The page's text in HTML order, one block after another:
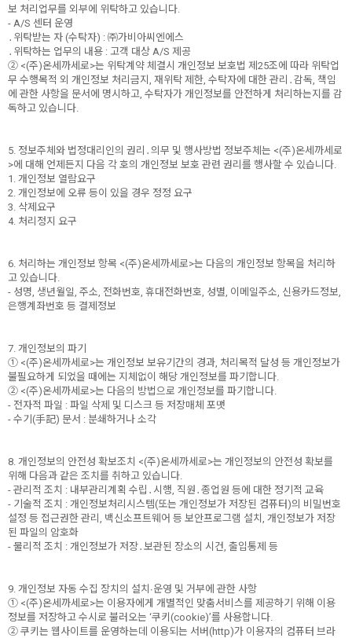
보 처리업무를 외부에 위탁하고 있습니다.
- A/S 센터 운영
․위탁받는 자 (수탁자) : ㈜가비아씨엔에스
․위탁하는 업무의 내용 : 고객 대상 A/S 제공
② <(주)온세까세로>는 위탁계약 체결시 개인정보 보호법 제25조에 따라 위탁업
무 수행목적 외 개인정보 처리금지, 재위탁 제한, 수탁자에 대한 관리․감독, 책임
에 관한 사항을 문서에 명시하고, 수탁자가 개인정보를 안전하게 처리하는지를 감
독하고 있습니다.
5. 정보주체와 법정대리인의 권리․의무 및 행사방법 정보주체는 <(주)온세까세로
>에 대해 언제든지 다음 각 호의 개인정보 보호 관련 권리를 행사할 수 있습니다.
1. 개인정보 열람요구
2. 개인정보에 오류 등이 있을 경우 정정 요구
3. 삭제요구
4. 처리정지 요구
6. 처리하는 개인정보 항목 <(주)온세까세로>는 다음의 개인정보 항목을 처리하
고 있습니다.
- 성명, 생년월일, 주소, 전화번호, 휴대전화번호, 성별, 이메일주소, 신용카드정보,
은행계좌번호 등 결제정보
7. 개인정보의 파기
① <(주)온세까세로>는 개인정보 보유기간의 경과, 처리목적 달성 등 개인정보가
불필요하게 되었을 때에는 지체없이 해당 개인정보를 파기합니다.
② <(주)온세까세로>는 다음의 방법으로 개인정보를 파기합니다.
- 전자적 파일 : 파일 삭제 및 디스크 등 저장매체 포맷
- 수기(手記) 문서 : 분쇄하거나 소각
8. 개인정보의 안전성 확보조치 <(주)온세까세로>는 개인정보의 안전성 확보를
위해 다음과 같은 조치를 취하고 있습니다.
- 관리적 조치 : 내부관리계획 수립․시행, 직원․종업원 등에 대한 정기적 교육
- 기술적 조치 : 개인정보처리시스템(또는 개인정보가 저장된 컴퓨터)의 비밀번호
설정 등 접근권한 관리, 백신소프트웨어 등 보안프로그램 설치, 개인정보가 저장
된 파일의 암호화
- 물리적 조치 : 개인정보가 저장․보관된 장소의 시건, 출입통제 등
9. 개인정보 자동 수집 장치의 설치∙운영 및 거부에 관한 사항
① <(주)온세까세로>는 이용자에게 개별적인 맞춤서비스를 제공하기 위해 이용
정보를 저장하고 수시로 불러오는 ‘쿠키(cookie)’를 사용합니다.
② 쿠키는 웹사이트를 운영하는데 이용되는 서버(http)가 이용자의 컴퓨터 브라